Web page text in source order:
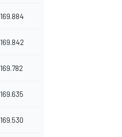
169.884
169.842
169.782
169.635
169.530